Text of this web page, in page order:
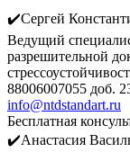
✔️Сергей
Ведущий
разрешительной
88006007055 доб.
info@ntdstandart.ru
Бесплатная
✔️Анастасия